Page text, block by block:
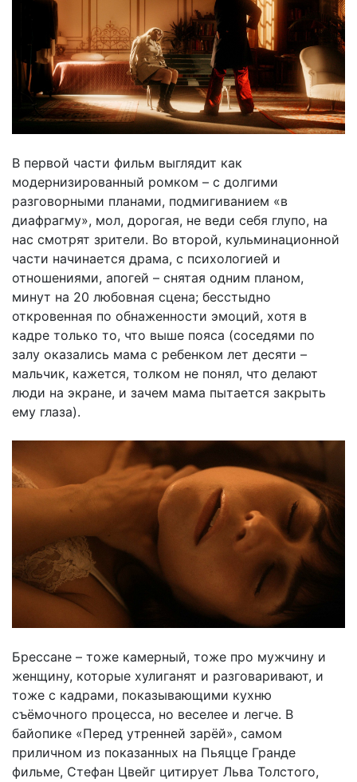
В первой части фильм выглядит как
модернизированный ромком – с долгими
разговорными планами, подмигиванием «в
диафрагму», мол, дорогая, не веди себя глупо, на
нас смотрят зрители. Во второй, кульминационной
части начинается драма, с психологией и
отношениями, апогей – снятая одним планом,
минут на 20 любовная сцена; бесстыдно
откровенная по обнаженности эмоций, хотя в
кадре только то, что выше пояса (соседями по
залу оказались мама с ребенком лет десяти –
мальчик, кажется, толком не понял, что делают
люди на экране, и зачем мама пытается закрыть
ему глаза).
Брессане – тоже камерный, тоже про мужчину и
женщину, которые хулиганят и разговаривают, и
тоже с кадрами, показывающими кухню
съёмочного процесса, но веселее и легче. В
байопике «Перед утренней зарёй», самом
приличном из показанных на Пьяцце Гранде
фильме, Стефан Цвейг цитирует Льва Толстого,